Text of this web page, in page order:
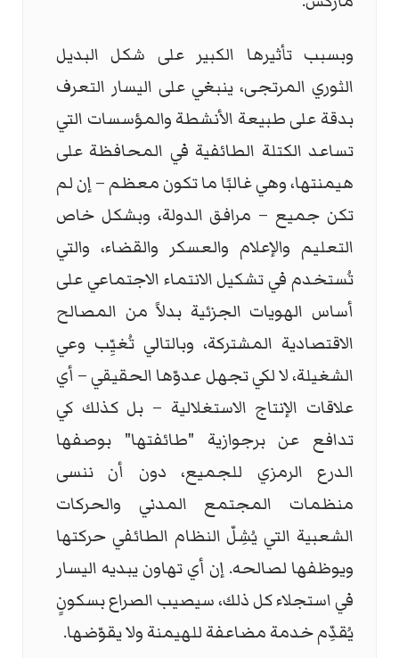
وبسبب تأثيرها الكبير على شكل البديل
الثوري المرتجى، ينبغي على اليسار التعرف
بدقة على طبيعة الأنشطة والمؤسسات التي
تساعد الكتلة الطائفية في المحافظة على
هيمنتها، وهي غالبًا ما تكون معظم – إن لم
تكن جميع – مرافق الدولة، وبشكل خاص
التعليم والإعلام والعسكر والقضاء، والتي
تُستخدم في تشكيل الانتماء الاجتماعي على
أساس الهويات الجزئية بدلاً من المصالح
الاقتصادية المشتركة، وبالتالي تُغيِّب وعي
الشغيلة، لا لكي تجهل عدوّها الحقيقي – أي
علاقات الإنتاج الاستغلالية – بل كذلك كي
تدافع عن برجوازية "طائفتها" بوصفها
الدرع الرمزي للجميع، دون أن ننسى
منظمات المجتمع المدني والحركات
الشعبية التي يُشِلّ النظام الطائفي حركتها
ويوظفها لصالحه. إن أي تهاون يبديه اليسار
في استجلاء كل ذلك، سيصيب الصراع بسكونٍ
يُقدِّم خدمة مضاعفة للهيمنة ولا يقوّضها.